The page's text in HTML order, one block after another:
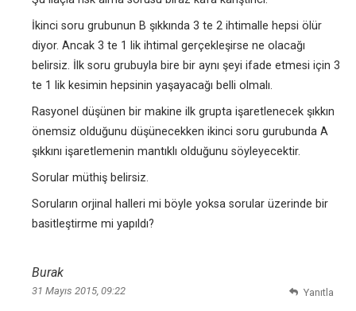
İkinci soru grubunun B şıkkında 3 te 2 ihtimalle hepsi ölür
diyor. Ancak 3 te 1 lik ihtimal gerçekleşirse ne olacağı
belirsiz. İlk soru grubuyla bire bir aynı şeyi ifade etmesi için 3
te 1 lik kesimin hepsinin yaşayacağı belli olmalı.
Rasyonel düşünen bir makine ilk grupta işaretlenecek şıkkın
önemsiz olduğunu düşünecekken ikinci soru gurubunda A
şıkkını işaretlemenin mantıklı olduğunu söyleyecektir.
Sorular müthiş belirsiz.
Soruların orjinal halleri mi böyle yoksa sorular üzerinde bir
basitleştirme mi yapıldı?
Burak
31 Mayıs 2015, 09:22 Yanıtla